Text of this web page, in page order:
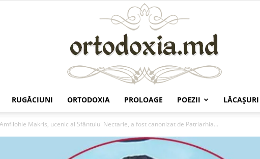
Ortodoxia.md
RUGĂCIUNI ORTODOXIA PROLOAGE POEZII LĂCAŞURI
Makris, ucenic al Sfântului Nectarie, a fost canonizat de Patriarhia...